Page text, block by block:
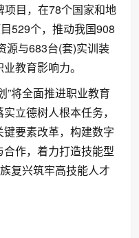
项目，在78个国家和地
529个，推动我国908
源与683台(套)实训装
教育影响力。
”将全面推进职业教育
立德树人根本任务，
要素改革，构建数字
作，着力打造技能型
复兴筑牢高技能人才